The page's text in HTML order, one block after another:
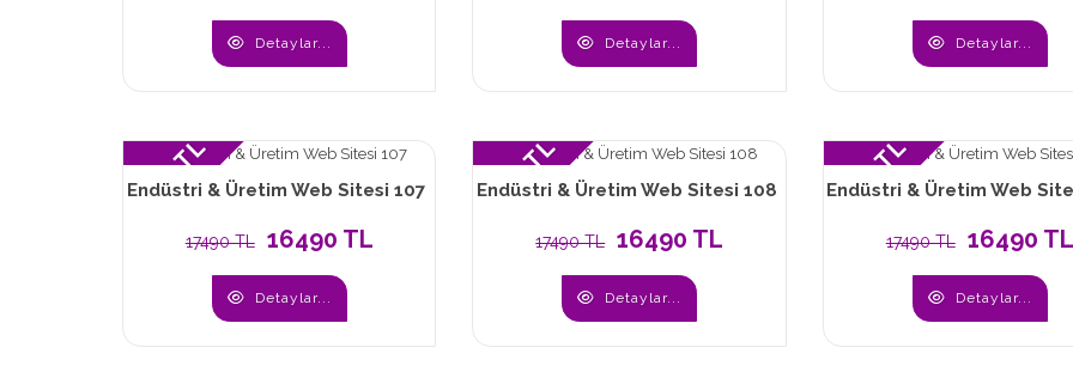
Detaylar... Detaylar... Detaylar...
16490 TL
Endüstri & Üretim Web Sitesi 107
17490 TL 16490 TL
Detaylar...
16490 TL
Endüstri & Üretim Web Sitesi 108
17490 TL 16490 TL
Detaylar...
16490 TL
Endüstri & Üretim Web
17490 TL 16490 TL
Detaylar...